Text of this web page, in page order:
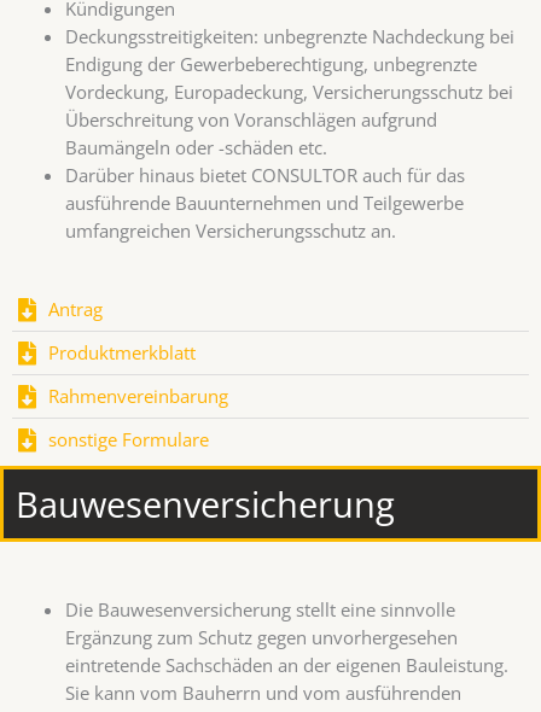
Kündigungen
Deckungsstreitigkeiten: unbegrenzte Nachdeckung bei
Endigung der Gewerbeberechtigung, unbegrenzte
Vordeckung, Europadeckung, Versicherungsschutz bei
Überschreitung von Voranschlägen aufgrund
Baumängeln oder -schäden etc.
Darüber hinaus bietet CONSULTOR auch für das
ausführende Bauunternehmen und Teilgewerbe
umfangreichen Versicherungsschutz an.
Antrag
Produktmerkblatt
Rahmenvereinbarung
sonstige Formulare
Bauwesenversicherung
Die Bauwesenversicherung stellt eine sinnvolle
Ergänzung zum Schutz gegen unvorhergesehen
eintretende Sachschäden an der eigenen Bauleistung.
Sie kann vom Bauherrn und vom ausführenden